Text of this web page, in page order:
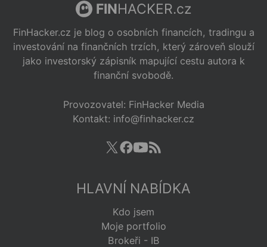
FINHACKER.cz
FinHacker.cz je blog o osobních financích, tradingu a
investování na finančních trzích, který zároveň slouží
jako investorský zápisník mapující cestu autora k
finanční svobodě.
Provozovatel: FinHacker Media
Kontakt: info@finhacker.cz
HLAVNÍ NABÍDKA
Kdo jsem
Moje portfolio
Brokeři - IB